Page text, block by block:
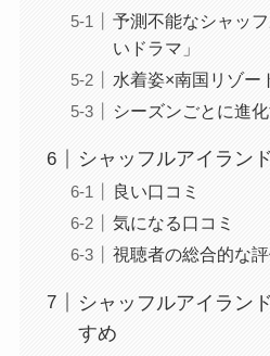
予測不能なシャッ
いドラマ」
水着姿×南国リゾー
シーズンごとに進
シャッフルアイラン
良い口コミ
気になる口コミ
視聴者の総合的な
シャッフルアイラン
すめ